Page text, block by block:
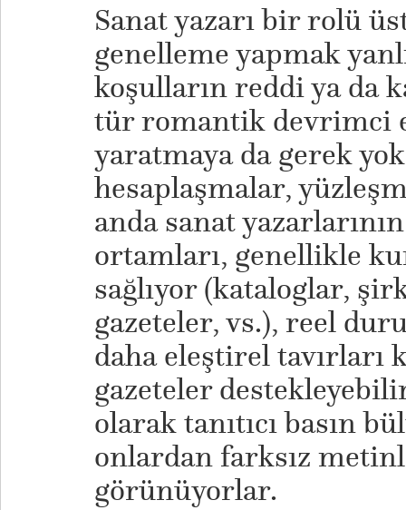
Sanat yazarı bir rolü
genelleme yapmak
koşulların reddi ya da
tür romantik devrimci
yaratmaya da gerek
hesaplaşmalar,
anda sanat
ortamları, genellikle
sağlıyor (kataloglar,
gazeteler, vs.), reel
daha eleştirel tavırları
gazeteler
olarak tanıtıcı basın
onlardan farksız
görünüyorlar.